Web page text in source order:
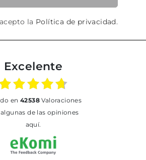
la Política de privacidad.
Excelente
en 42538Valoraciones
aquí.